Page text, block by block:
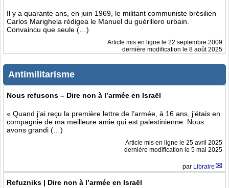
Il y a quarante ans, en juin 1969, le militant communiste brésilien
Carlos Marighela rédigea le Manuel du guérillero urbain.
Convaincu que seule (…)
Article mis en ligne le 22 septembre 2009
dernière modification le 8 août 2025
Antimilitarisme
Nous refusons – Dire non à l’armée en Israël
« Quand j’ai reçu la première lettre de l’armée, à 16 ans, j’étais en
compagnie de ma meilleure amie qui est palestinienne. Nous
avons grandi (…)
Article mis en ligne le 25 avril 2025
dernière modification le 5 mai 2025
par Libraire
Refuzniks | Dire non à l’armée en Israël